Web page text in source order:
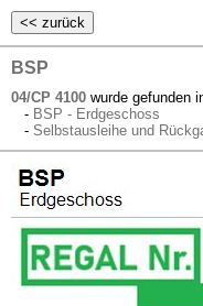
BSP
04/CP 4100 wurde gefunden
- BSP - Erdgeschoss
- Selbstausleihe und